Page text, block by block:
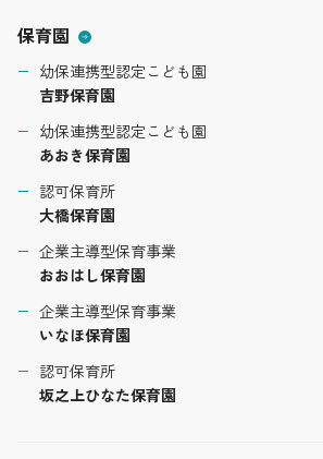
保育園
幼保連携型認定こども園
吉野保育園
幼保連携型認定こども園
あおき保育園
認可保育所
大橋保育園
企業主導型保育事業
おおはし保育園
企業主導型保育事業
いなほ保育園
認可保育所
坂之上ひなた保育園